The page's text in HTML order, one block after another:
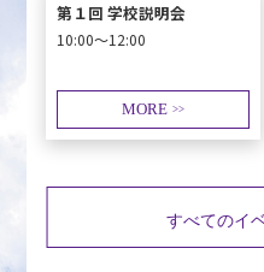
第１回 学校説明会
10:00～12:00
MORE >>
すべてのイ